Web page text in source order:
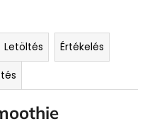
Letöltés
Értékelés